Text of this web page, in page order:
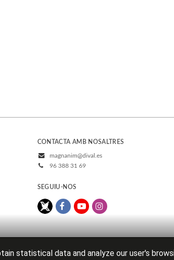
CONTACTA AMB NOSALTRES
magnanim@dival.es
96 388 31 69
SEGUIU-NOS
statistical data and analyze our user's